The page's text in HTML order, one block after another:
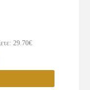
29.70€